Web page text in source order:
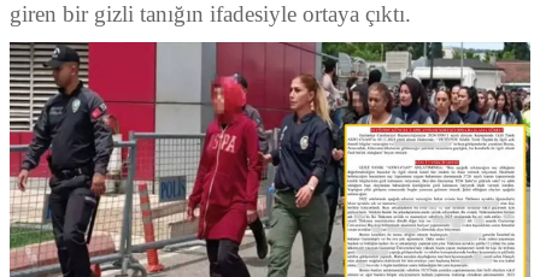
giren bir gizli tanığın ifadesiyle ortaya çıktı.